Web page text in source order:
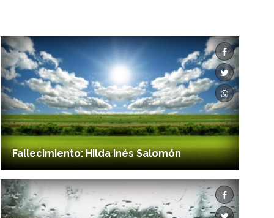
Fallecimiento: Hilda Inés Salomón